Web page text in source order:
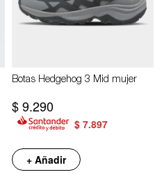
Botas Hedgehog 3 Mid mujer
$9.290
$ 7.897
+ Añadir